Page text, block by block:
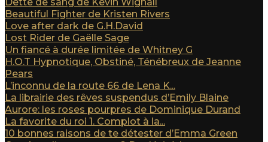
Beautiful Fighter de Kristen Rivers
Love after dark de G.H.David
Lost Rider de Gaëlle Sage
Un fiancé à durée limitée de Whitney G
H.O.T Hypnotique, Obstiné, Ténébreux de Jeanne
Pears
L’inconnu de la route 66 de Lena K...
La librairie des rêves suspendus d’Emily Blaine
Aurore: les roses pourpres de Dominique Durand
La favorite du roi 1. Complot à la...
10 bonnes raisons de te détester d’Emma Green